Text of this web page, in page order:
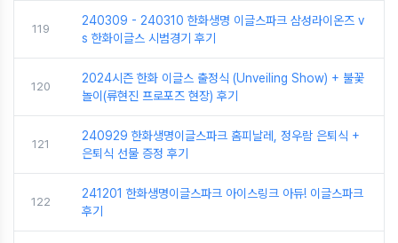
119
240309 - 240310 한화생명 이글스파크 삼성라이온즈 v
s 한화이글스 시범경기 후기
120
2024시즌 한화 이글스 출정식 (Unveiling Show) + 불꽃
놀이(류현진 프로포즈 현장) 후기
121
240929 한화생명이글스파크 홈피날레, 정우람 은퇴식 +
은퇴식 선물 증정 후기
122
241201 한화생명이글스파크 아이스링크 아듀! 이글스파크
후기